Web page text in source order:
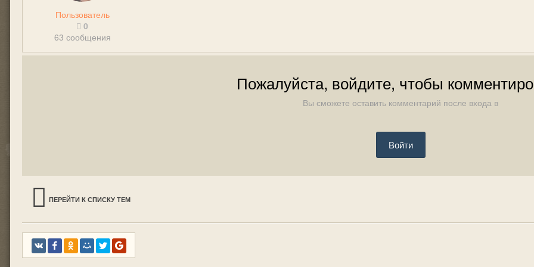
Пользователь
0
63 сообщения
Пожалуйста, войдите, чтобы
Вы сможете оставить комментарий после входа в
Войти
ПЕРЕЙТИ К СПИСКУ ТЕМ